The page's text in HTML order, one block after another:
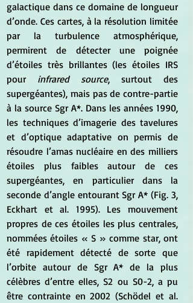
galactique dans ce domaine de longueur
d’onde. Ces cartes, à la résolution limitée
par la turbulence atmosphérique,
permirent de détecter une poignée
d’étoiles très brillantes (les étoiles IRS
pour infrared source, surtout des
supergéantes), mais pas de contre-partie
à la source Sgr A*. Dans les années 1990,
les techniques d’imagerie des tavelures
et d’optique adaptative on permis de
résoudre l’amas nucléaire en des milliers
étoiles plus faibles autour de ces
supergéantes, en particulier dans la
seconde d’angle entourant Sgr A* (Fig. 3,
Eckhart et al. 1995). Les mouvement
propres de ces étoiles les plus centrales,
nommées étoiles « S » comme star, ont
été rapidement détecté de sorte que
l’orbite autour de Sgr A* de la plus
célèbres d’entre elles, S2 ou S0-2, a pu
être contrainte en 2002 (Schödel et al.